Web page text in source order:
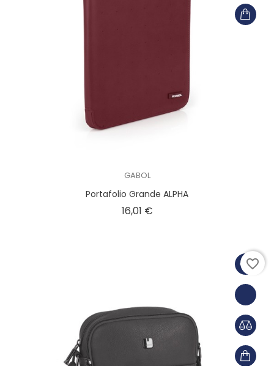
GABOL
Portafolio Grande ALPHA
16,01 €Precio
favorite_border